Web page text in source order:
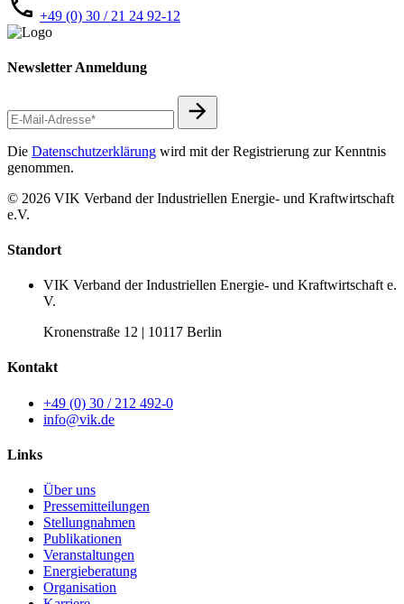
+49 (0) 30 / 21 24 92-12
Newsletter Anmeldung
Die Datenschutzerklärung wird mit der Registrierung zur Kenntnis
genommen.
© 2026 VIK Verband der Industriellen Energie- und Kraftwirtschaft
e.V.
Standort
VIK Verband der Industriellen Energie- und Kraftwirtschaft e.
V.
Kronenstraße 12 | 10117 Berlin
Kontakt
+49 (0) 30 / 212 492-0
info@vik.de
Links
Über uns
Pressemitteilungen
Stellungnahmen
Publikationen
Veranstaltungen
Energieberatung
Organisation